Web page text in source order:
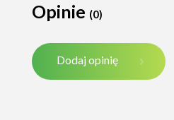
Opinie (0)
Dodaj opinię